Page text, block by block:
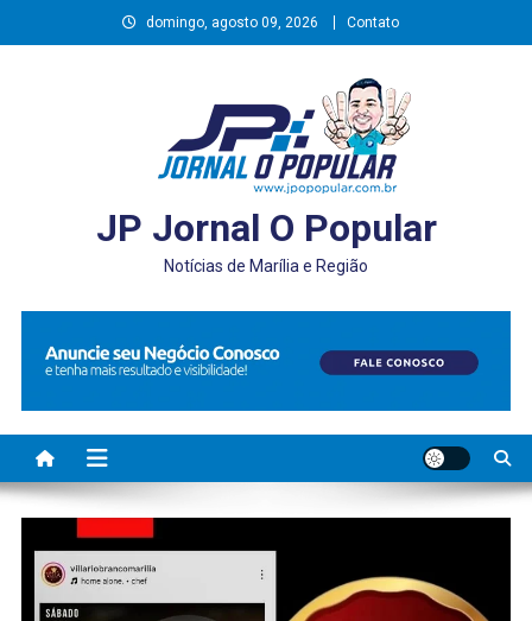
to
domingo, agosto 09, 2026 Contato
JP Jornal O Popular
Notícias de Marília e Região